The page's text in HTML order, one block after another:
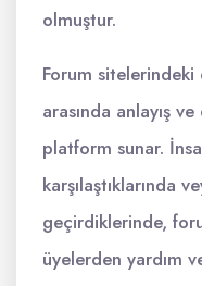
olmuştur.
Forum sitelerindeki
arasında anlayış
platform sunar.
karşılaştıklarında
geçirdiklerinde,
üyelerden yardım